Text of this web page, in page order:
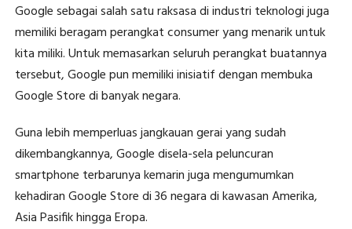
Google sebagai salah satu raksasa di industri teknologi juga
memiliki beragam perangkat consumer yang menarik untuk
kita miliki. Untuk memasarkan seluruh perangkat buatannya
tersebut, Google pun memiliki inisiatif dengan membuka
Google Store di banyak negara.
Guna lebih memperluas jangkauan gerai yang sudah
dikembangkannya, Google disela-sela peluncuran
smartphone terbarunya kemarin juga mengumumkan
kehadiran Google Store di 36 negara di kawasan Amerika,
Asia Pasifik hingga Eropa.